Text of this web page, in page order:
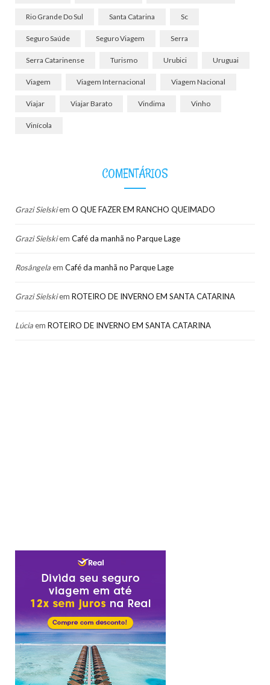
Rio Grande Do Sul Santa Catarina Sc
Seguro Saúde Seguro Viagem Serra
Serra Catarinense Turismo Urubici Uruguai
Viagem Viagem Internacional Viagem Nacional
Viajar Viajar Barato Vindima Vinho
Vinícola
COMENTÁRIOS
Grazi Sielskiem O QUE FAZER EM RANCHO QUEIMADO
Grazi Sielskiem Café da manhã no Parque Lage
Rosângelaem Café da manhã no Parque Lage
Grazi Sielskiem ROTEIRO DE INVERNO EM SANTA CATARINA
Lúciaem ROTEIRO DE INVERNO EM SANTA CATARINA